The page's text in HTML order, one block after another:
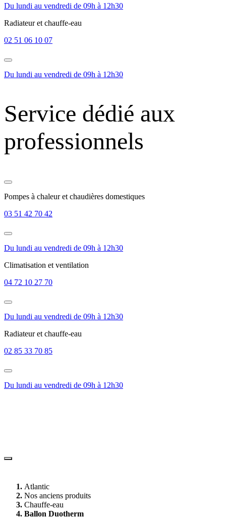
Du lundi au vendredi de 09h à 12h30
Radiateur et chauffe-eau
02 51 06 10 07
Du lundi au vendredi de 09h à 12h30
Service dédié aux
professionnels
Pompes à chaleur et chaudières domestiques
03 51 42 70 42
Du lundi au vendredi de 09h à 12h30
Climatisation et ventilation
04 72 10 27 70
Du lundi au vendredi de 09h à 12h30
Radiateur et chauffe-eau
02 85 33 70 85
Du lundi au vendredi de 09h à 12h30
Atlantic
Nos anciens produits
Chauffe-eau
Ballon Duotherm